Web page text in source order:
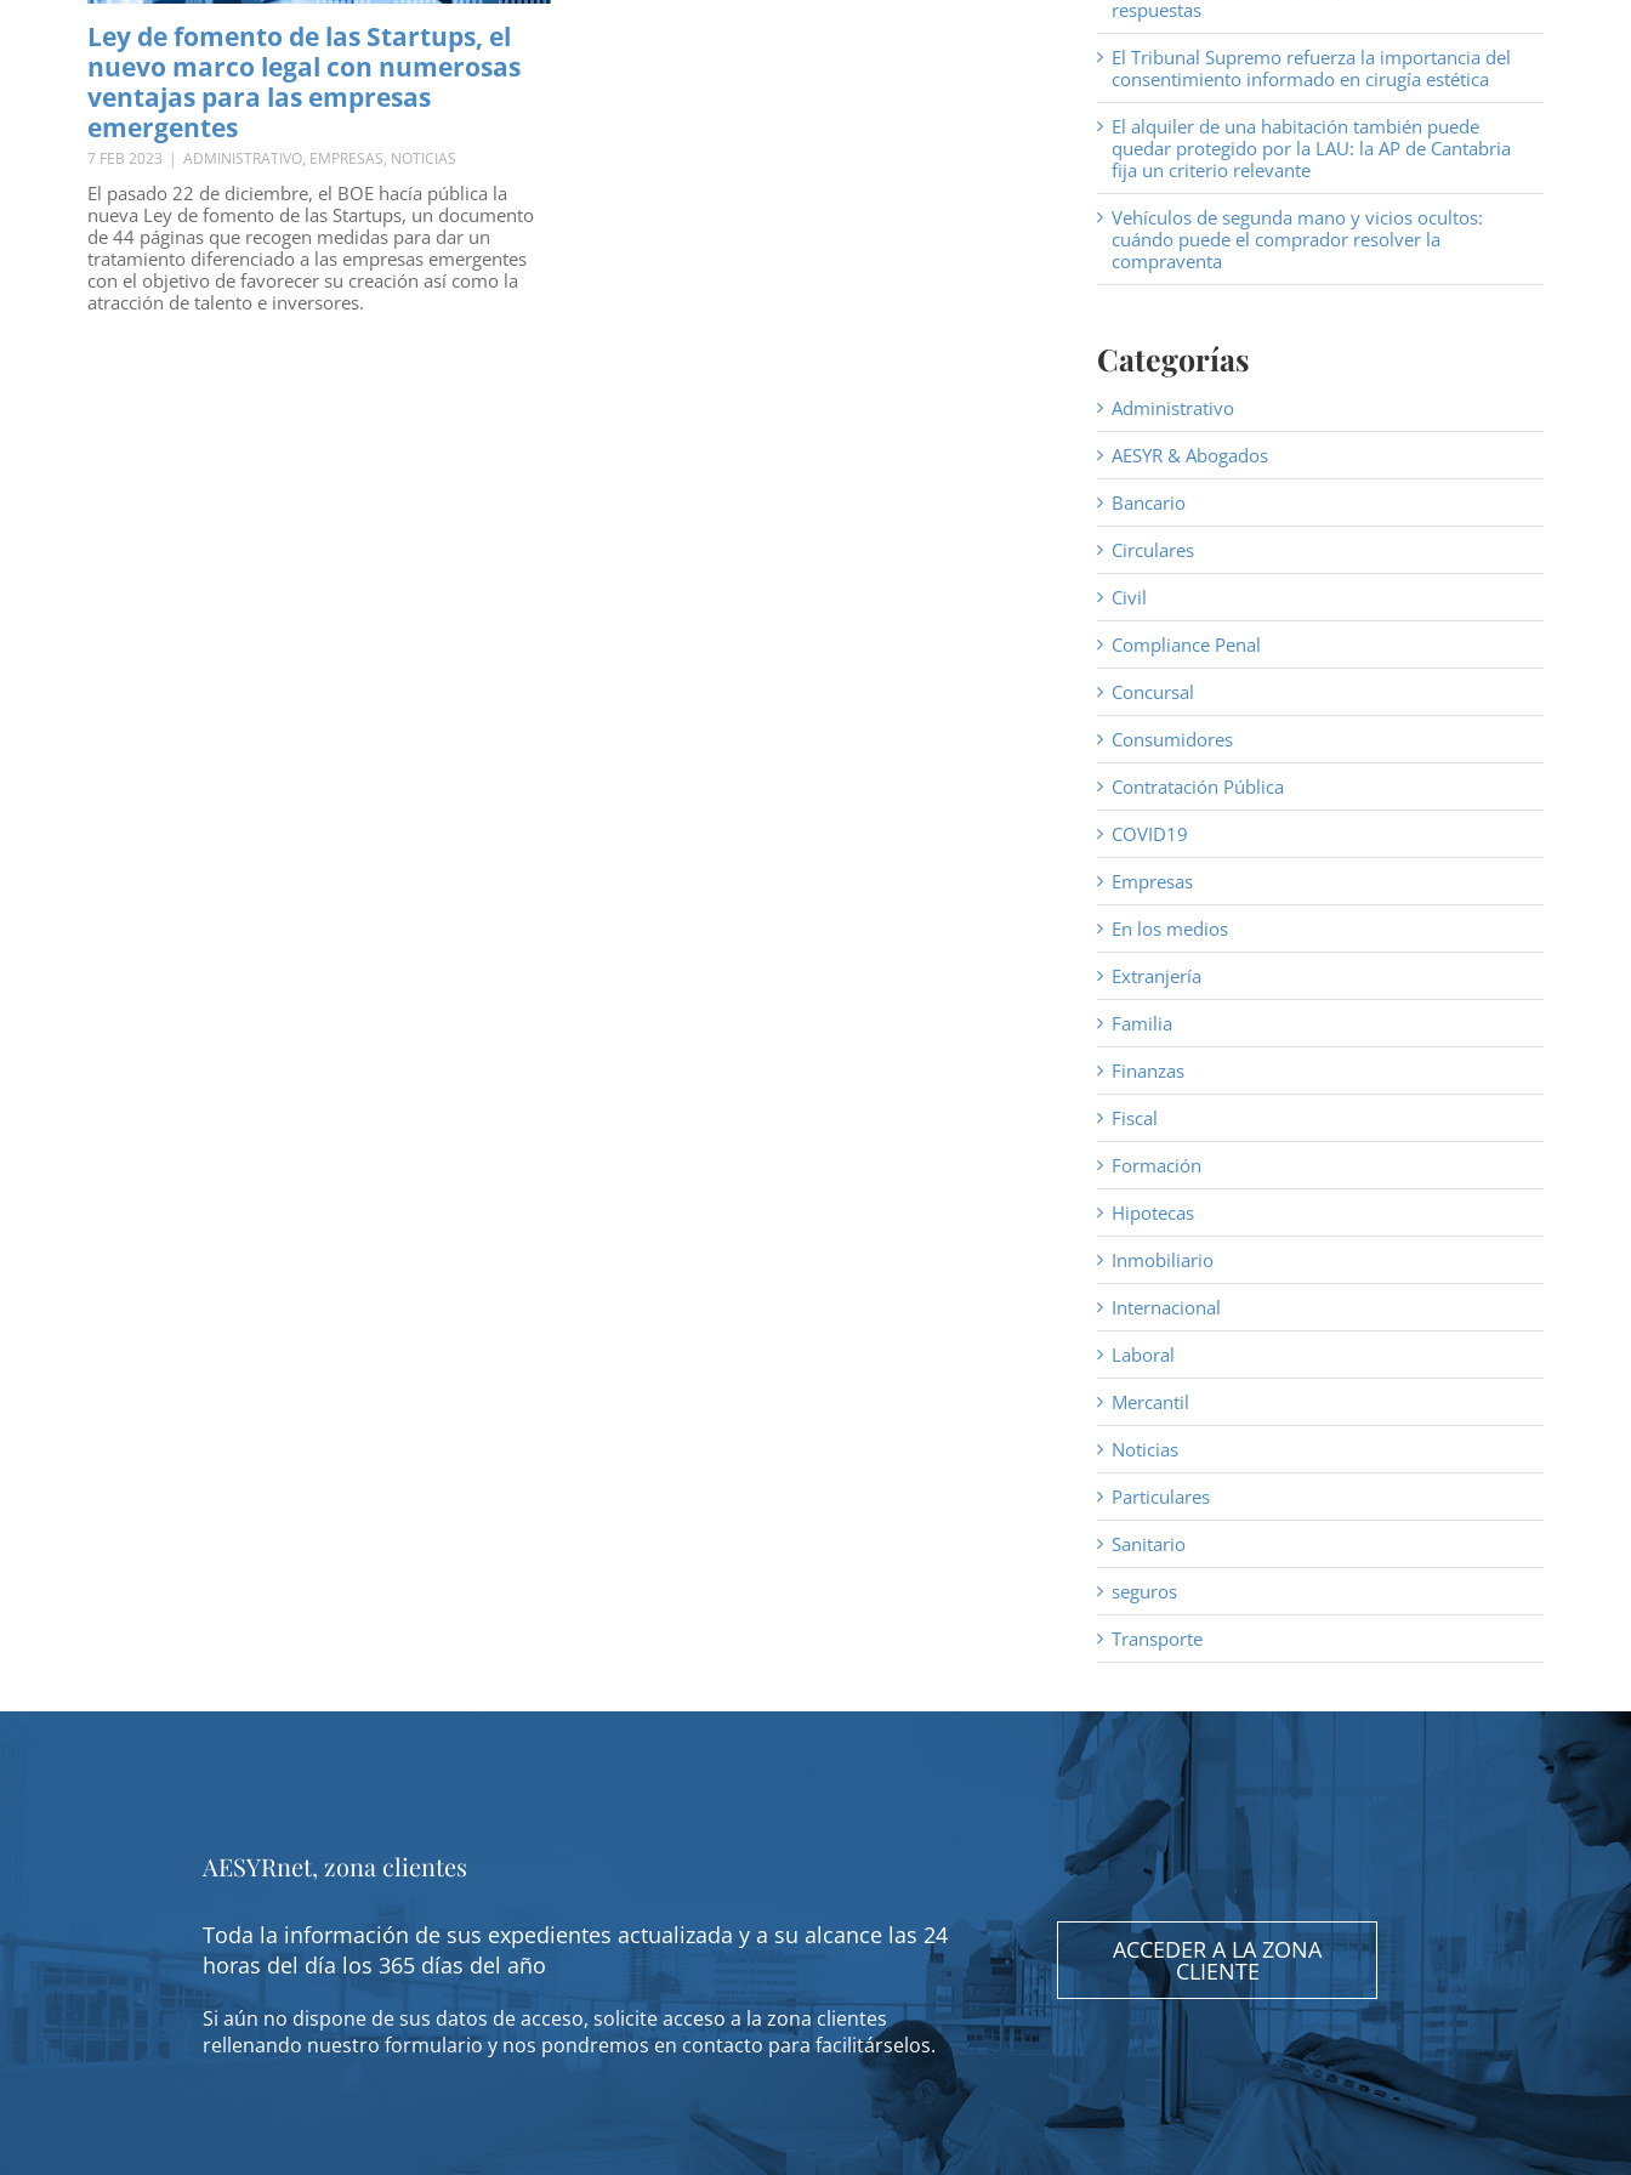
Ley de fomento de las Startups, el
nuevo marco legal con numerosas
ventajas para las empresas
emergentes
7 FEB 2023 | ADMINISTRATIVO, EMPRESAS, NOTICIAS
El pasado 22 de diciembre, el BOE hacía pública la
nueva Ley de fomento de las Startups, un documento
de 44 páginas que recogen medidas para dar un
tratamiento diferenciado a las empresas emergentes
con el objetivo de favorecer su creación así como la
atracción de talento e inversores.
respuestas
El Tribunal Supremo refuerza la importancia del
consentimiento informado en cirugía estética
El alquiler de una habitación también puede
quedar protegido por la LAU: la AP de Cantabria
fija un criterio relevante
Vehículos de segunda mano y vicios ocultos:
cuándo puede el comprador resolver la
compraventa
Categorías
Administrativo
AESYR & Abogados
Bancario
Circulares
Civil
Compliance Penal
Concursal
Consumidores
Contratación Pública
COVID19
Empresas
En los medios
Extranjería
Familia
Finanzas
Fiscal
Formación
Hipotecas
Inmobiliario
Internacional
Laboral
Mercantil
Noticias
Particulares
Sanitario
seguros
Transporte
AESYRnet, zona clientes
Toda la información de sus expedientes actualizada y a su alcance las 24
horas del día los 365 días del año
Si aún no dispone de sus datos de acceso, solicite acceso a la zona clientes
rellenando nuestro formulario y nos pondremos en contacto para facilitárselos.
ACCEDER A LA ZONA
CLIENTE